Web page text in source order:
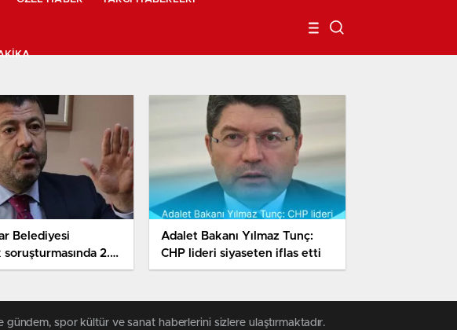
Belediyesi
2.
Ağbaba’nın
Adalet Bakanı Yılmaz Tunç:
CHP lideri siyaseten iflas etti
gündem, spor kültür ve sanat haberlerini sizlere ulaştırmaktadır.